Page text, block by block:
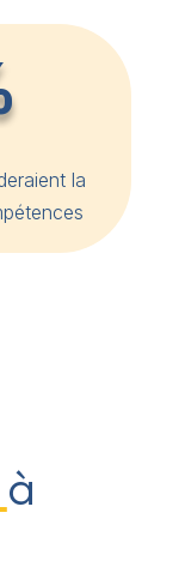
la
à